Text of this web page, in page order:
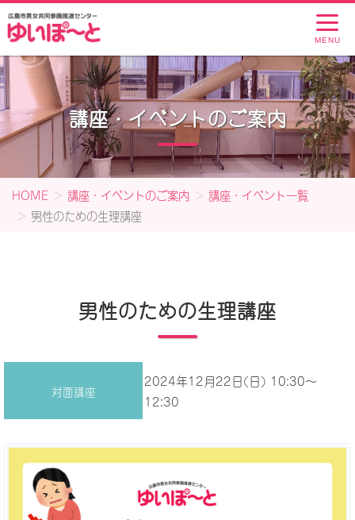
講座・イベントのご案内
HOME 講座・イベントのご案内
講座・イベント一覧
男性のための生理講座
男性のための生理講座
対面講座
2024年12月22日(日) 10:30～
12:30
MENU